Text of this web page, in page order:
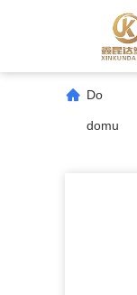
Do
domu